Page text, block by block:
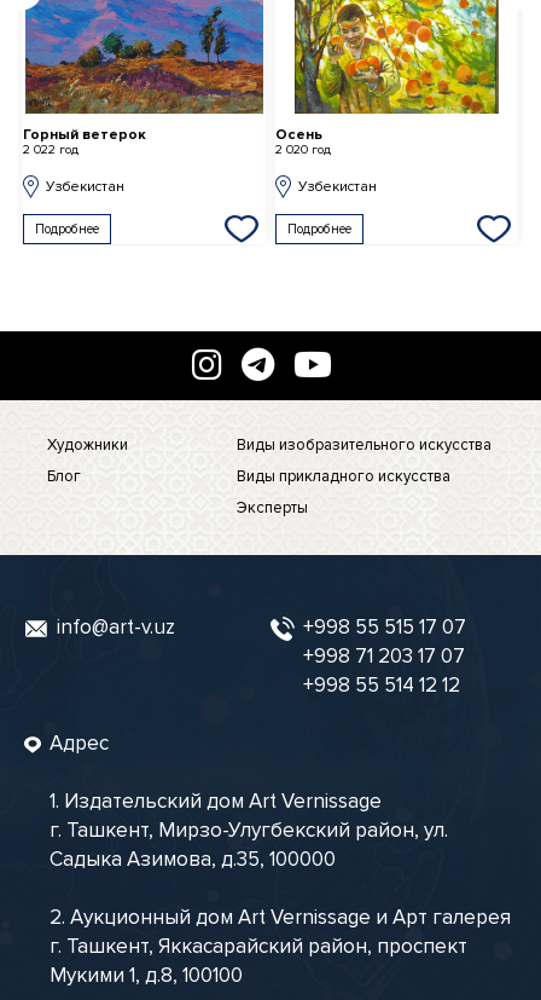
Горный ветерок
2 022 год
Узбекистан
Подробнее
Осень
2 020 год
Узбекистан
Подробнее
Художники
Блог
Виды изобразительного искусства
Виды прикладного искусства
Эксперты
info@art-v.uz
+998 55 515 17 07
+998 71 203 17 07
+998 55 514 12 12
Адрес
1. Издательский дом Art Vernissage
г. Ташкент, Мирзо-Улугбекский район, ул.
Садыка Азимова, д.35, 100000
2. Аукционный дом Art Vernissage и Арт галерея
г. Ташкент, Яккасарайский район, проспект
Мукими 1, д.8, 100100